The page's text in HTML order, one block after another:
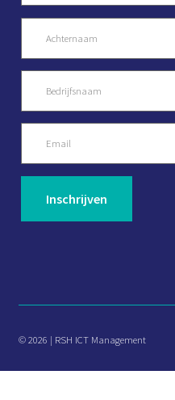
© 2026 | RSH ICT Management